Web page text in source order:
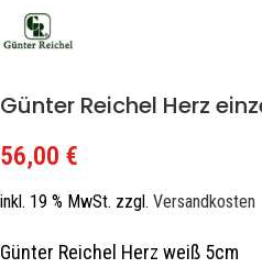
Günter Reichel Herz
56,00 €
inkl. 19 % MwSt. zzgl. Versandkosten
Günter Reichel Herz weiß 5cm